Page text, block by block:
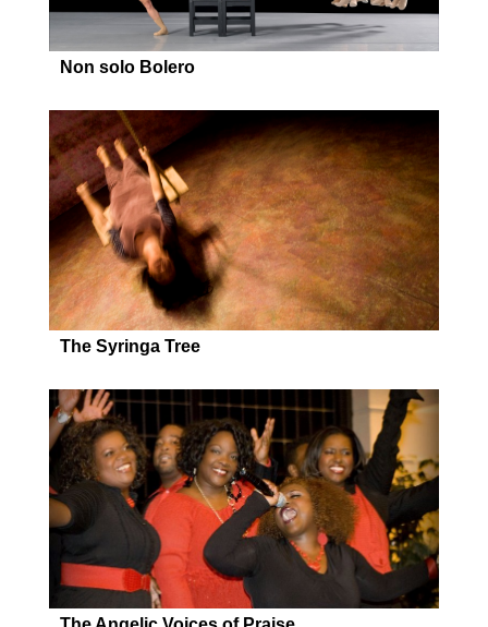
Non solo Bolero
The Syringa Tree